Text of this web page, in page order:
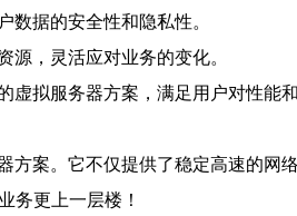
据的安全性和隐私性。
，灵活应对业务的变化。
拟服务器方案，满足用户对性
案。它不仅提供了稳定高速的
务更上一层楼！